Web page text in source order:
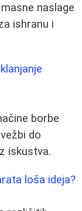
naslage
ishranu i
borbe
do
iskustva.
loša ideja?